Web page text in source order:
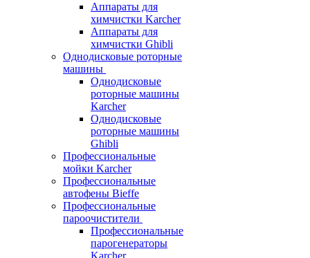
Аппараты для
химчистки Karcher
Аппараты для
химчистки Ghibli
Однодисковые роторные
машины
Однодисковые
роторные машины
Karcher
Однодисковые
роторные машины
Ghibli
Профессиональные
мойки Karcher
Профессиональные
автофены Bieffe
Профессиональные
пароочистители
Профессиональные
парогенераторы
Karcher